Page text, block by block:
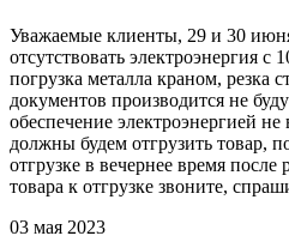
Уважаемые клиенты, 29 и 30
отсутствовать электроэнергия с
погрузка металла краном, резка
документов производится не
обеспечение электроэнергией
должны будем отгрузить товар,
отгрузке в вечернее время
товара к отгрузке звоните,
03 мая 2023